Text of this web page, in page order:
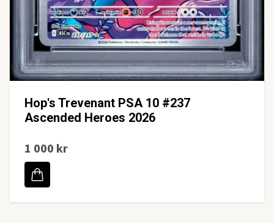
Hop's Trevenant PSA 10 #237
Ascended Heroes 2026
1 000 kr